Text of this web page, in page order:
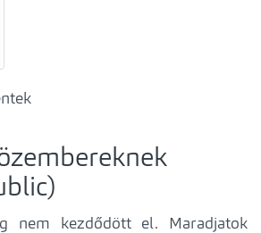
nem kezdődött el. Maradjatok